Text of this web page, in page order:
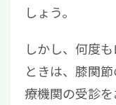
しょう。
しかし、何度
ときは、膝関
療機関の受診を